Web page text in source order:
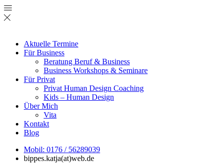
Aktuelle Termine
Für Business
Beratung Beruf & Business
Business Workshops & Seminare
Für Privat
Privat Human Design Coaching
Kids – Human Design
Über Mich
Vita
Kontakt
Blog
Mobil: 0176 / 56289039
bippes.katja(at)web.de